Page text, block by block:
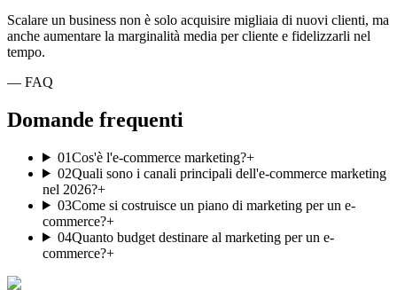
Scalare un business non è solo acquisire migliaia di nuovi clienti, ma
anche aumentare la marginalità media per cliente e fidelizzarli nel
tempo.
— FAQ
Domande frequenti
01Cos'è l'e-commerce marketing?+
02Quali sono i canali principali dell'e-commerce marketing
nel 2026?+
03Come si costruisce un piano di marketing per un e-
commerce?+
04Quanto budget destinare al marketing per un e-
commerce?+